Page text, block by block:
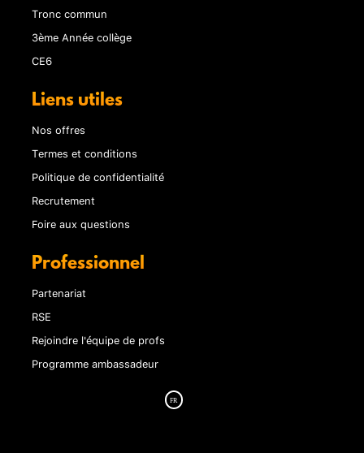
Tronc commun
3ème Année collège
CE6
Liens utiles
Nos offres
Termes et conditions
Politique de confidentialité
Recrutement
Foire aux questions
Professionnel
Partenariat
RSE
Rejoindre l'équipe de profs
Programme ambassadeur